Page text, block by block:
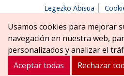
Legezko Abisua
Salaketen
Erreniega parkea, z/g | 31180
Tel. 948 181900
Usamos cookies para mejorar
navegación en nuestra web,
personalizados y analizar el
Aceptar todas
Rechazar